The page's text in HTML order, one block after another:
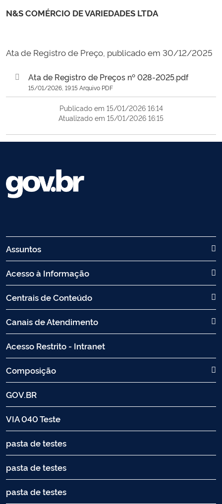
N&S COMÉRCIO DE VARIEDADES LTDA
Ata de Registro de Preço, publicado em 30/12/2025
Ata de Registro de Preços nº 028-2025.pdf
15/01/2026, 19:15 Arquivo PDF
Publicado em 15/01/2026 16:14
Atualizado em 15/01/2026 16:15
Assuntos
Acesso à Informação
Centrais de Conteúdo
Canais de Atendimento
Acesso Restrito - Intranet
Composição
GOV.BR
VIA 040 Teste
pasta de testes
pasta de testes
pasta de testes